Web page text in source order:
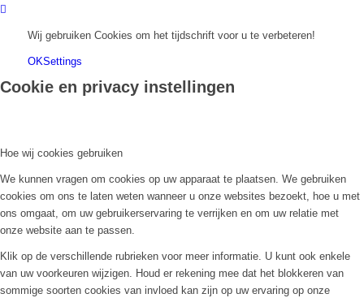
Wij gebruiken Cookies om het tijdschrift voor u te verbeteren!
OKSettings
Cookie en privacy instellingen
Hoe wij cookies gebruiken
We kunnen vragen om cookies op uw apparaat te plaatsen. We gebruiken
cookies om ons te laten weten wanneer u onze websites bezoekt, hoe u met
ons omgaat, om uw gebruikerservaring te verrijken en om uw relatie met
onze website aan te passen.
Klik op de verschillende rubrieken voor meer informatie. U kunt ook enkele
van uw voorkeuren wijzigen. Houd er rekening mee dat het blokkeren van
sommige soorten cookies van invloed kan zijn op uw ervaring op onze